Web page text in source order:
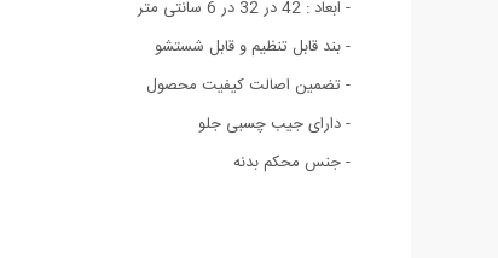
- ابعاد : 42 در 32 در 6 سانتی متر
- بند قابل تنظیم و قابل شستشو
- تضمین اصالت کیفیت محصول
- دارای جیب چسبی جلو
- جنس محکم بدنه